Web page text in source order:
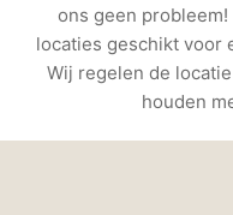
ons geen
locaties geschikt voor
Wij regelen de
houden